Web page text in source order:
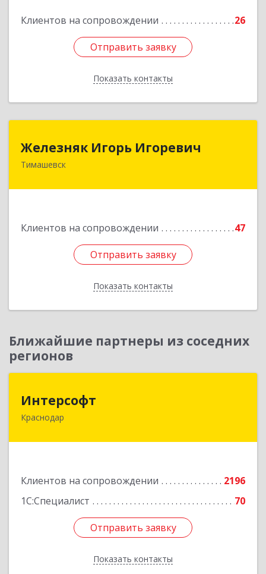
Клиентов на сопровождении 26
Отправить заявку
Показать контакты
Отправить заявку
Назад
Железняк Игорь Игоревич
Тимашевск
Клиентов на сопровождении 47
Отправить заявку
Показать контакты
352700, Краснодарский край, Тимашевский р-н,
Отправить заявку
Назад
Ближайшие партнеры из соседних
регионов
Интерсофт
Краснодар
Клиентов на сопровождении
2196
1С:Специалист
70
Отправить заявку
Показать контакты
350020, Краснодарский край, Краснодар г,
Отправить заявку
Назад